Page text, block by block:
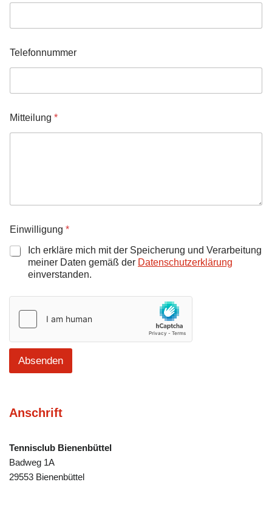
Telefonnummer
Mitteilung *
Einwilligung *
Ich erkläre mich mit der Speicherung und Verarbeitung
meiner Daten gemäß der Datenschutzerklärung
einverstanden.
Absenden
Anschrift
Tennisclub Bienenbüttel
Badweg 1A
29553 Bienenbüttel